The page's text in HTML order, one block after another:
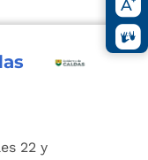
22 y